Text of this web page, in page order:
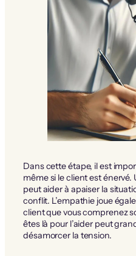
Dans cette étape, il est
même si le client est
peut aider à apaiser la
conflit. L’empathie joue
client que vous comprenez
êtes là pour l’aider peut
désamorcer la tension.